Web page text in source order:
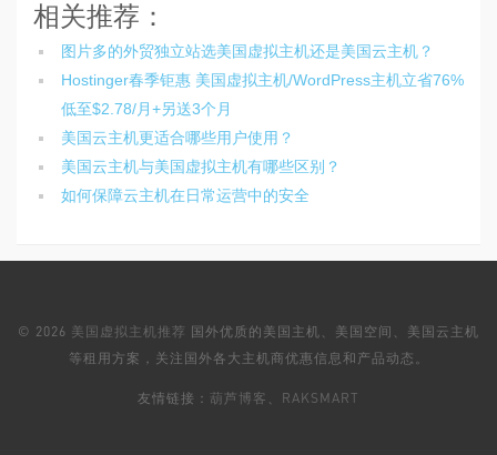
相关推荐：
图片多的外贸独立站选美国虚拟主机还是美国云主机？
Hostinger春季钜惠 美国虚拟主机/WordPress主机立省76%
低至$2.78/月+另送3个月
美国云主机更适合哪些用户使用？
美国云主机与美国虚拟主机有哪些区别？
如何保障云主机在日常运营中的安全
© 2026 美国虚拟主机推荐 国外优质的美国主机、美国空间、美国云主机
等租用方案，关注国外各大主机商优惠信息和产品动态。
友情链接： 葫芦博客 RAKSMART